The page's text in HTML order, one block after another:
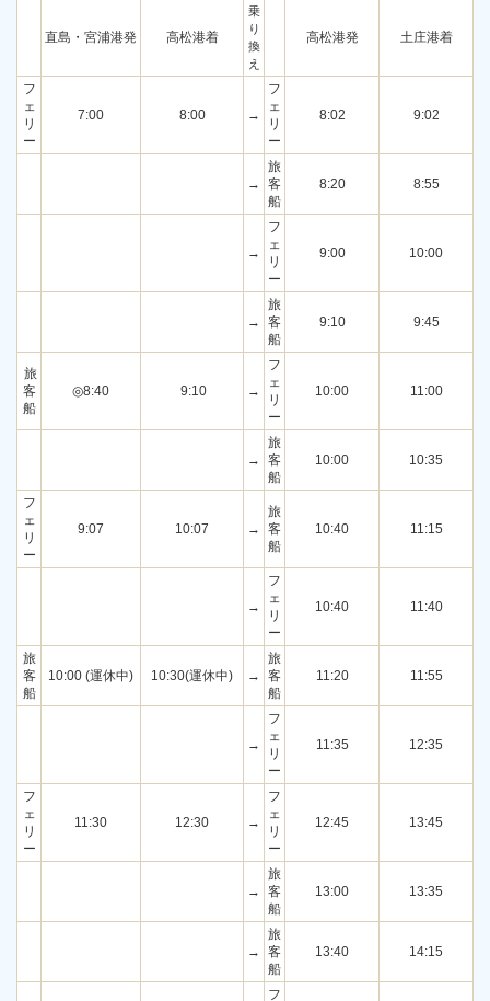
直島・宮浦港発 高松港着
乗
り
換
え
高松港発 土庄港着
フ
ェ
リ
ー
7:00 8:00 →
フ
ェ
リ
ー
8:02 9:02
→
旅
客
船
8:20 8:55
→
フ
ェ
リ
ー
9:00 10:00
→
旅
客
船
9:10 9:45
旅
客
船
◎8:40 9:10 →
フ
ェ
リ
ー
10:00 11:00
→
旅
客
船
10:00 10:35
フ
ェ
リ
ー
9:07 10:07 →
旅
客
船
10:40 11:15
→
フ
ェ
リ
ー
10:40 11:40
旅
客
船
10:00 (運休中) 10:30(運休中) →
旅
客
船
11:20 11:55
→
フ
ェ
リ
ー
11:35 12:35
フ
ェ
リ
ー
11:30 12:30 →
フ
ェ
リ
ー
12:45 13:45
→
旅
客
船
13:00 13:35
→
旅
客
船
13:40 14:15
フ